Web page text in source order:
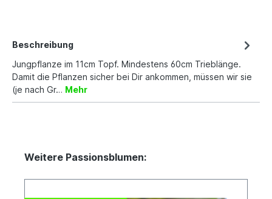
Beschreibung
Jungpflanze im 11cm Topf. Mindestens 60cm Trieblänge.
Damit die Pflanzen sicher bei Dir ankommen, müssen wir sie
(je nach Gr… Mehr
Weitere Passionsblumen: